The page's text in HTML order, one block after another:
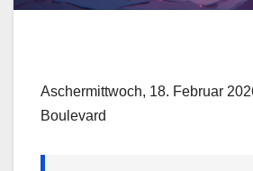
Aschermittwoch, 18. Februar
Boulevard